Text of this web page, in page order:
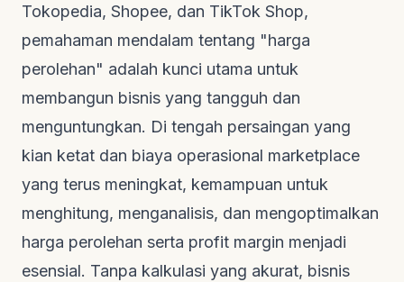
Tokopedia, Shopee, dan TikTok Shop,
pemahaman mendalam tentang "harga
perolehan" adalah kunci utama untuk
membangun bisnis yang tangguh dan
menguntungkan. Di tengah persaingan yang
kian ketat dan biaya operasional marketplace
yang terus meningkat, kemampuan untuk
menghitung, menganalisis, dan mengoptimalkan
harga perolehan serta profit margin menjadi
esensial. Tanpa kalkulasi yang akurat, bisnis